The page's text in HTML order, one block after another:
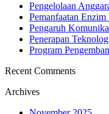
Pengelolaan
Pemanfaatan Enzim
Pengaruh
Penerapan
Program
Recent Comments
Archives